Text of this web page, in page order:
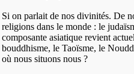
Si on parlait de nos divinités. De
religions dans le monde : le
composante asiatique revient
bouddhisme, le Taoïsme, le
où nous situons nous ?